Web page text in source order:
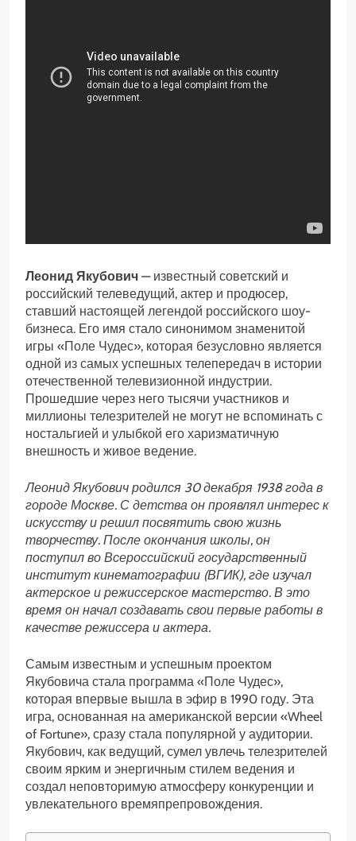
Леонид Якубович — известный советский и
российский телеведущий, актер и продюсер,
ставший настоящей легендой российского шоу-
бизнеса. Его имя стало синонимом знаменитой
игры «Поле Чудес», которая безусловно является
одной из самых успешных телепередач в истории
отечественной телевизионной индустрии.
Прошедшие через него тысячи участников и
миллионы телезрителей не могут не вспоминать с
ностальгией и улыбкой его харизматичную
внешность и живое ведение.
Леонид Якубович родился 30 декабря 1938 года в
городе Москве. С детства он проявлял интерес к
искусству и решил посвятить свою жизнь
творчеству. После окончания школы, он
поступил во Всероссийский государственный
институт кинематографии (ВГИК), где изучал
актерское и режиссерское мастерство. В это
время он начал создавать свои первые работы в
качестве режиссера и актера.
Самым известным и успешным проектом
Якубовича стала программа «Поле Чудес»,
которая впервые вышла в эфир в 1990 году. Эта
игра, основанная на американской версии «Wheel
of Fortune», сразу стала популярной у аудитории.
Якубович, как ведущий, сумел увлечь телезрителей
своим ярким и энергичным стилем ведения и
создал неповторимую атмосферу конкуренции и
увлекательного времяпрепровождения.